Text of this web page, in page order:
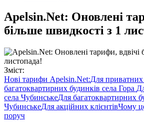
Apelsin.Net: Оновлені
більше швидкості з 1
Зміст:
Нові тарифи Apelsin.Net:Для приватних
багатоквартирних будинків села Гора
села ЧубинськеДля багатоквартирних
ЧубинськеДля акційних клієнтівЧому
поруч